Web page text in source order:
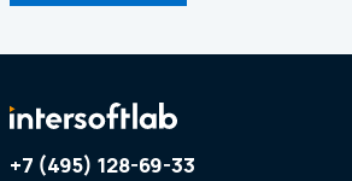
+7 (495) 128-69-33